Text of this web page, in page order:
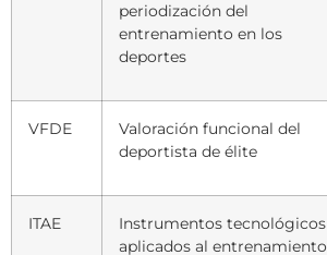
periodización del
entrenamiento en los
deportes
VFDE
Valoración funcional del
deportista de élite
ITAE
Instrumentos tecnológicos
aplicados al entrenamiento